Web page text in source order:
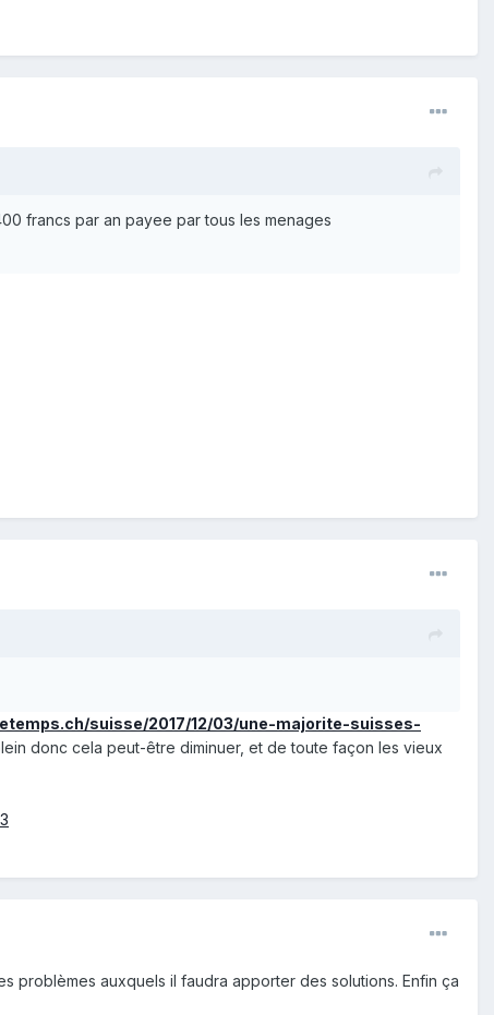
francs par an payee par tous les menages
suisse/2017/12/03/une-majorite-suisses-
donc cela peut-être diminuer, et de toute façon les vieux
problèmes auxquels il faudra apporter des solutions. Enfin ça